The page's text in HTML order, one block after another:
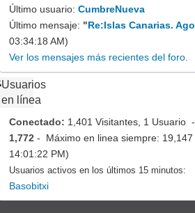
Último usuario: CumbreNueva
Último mensaje: "Re:Islas Canarias.
03:34:18 AM)
Ver los mensajes más recientes del foro.
Usuarios
en línea
Conectado: 1,401 Visitantes, 1 Usuario
1,772 - Máximo en linea siempre: 19,147
14:01:22 PM)
Usuarios activos en los últimos 15 minutos:
Basobitxi